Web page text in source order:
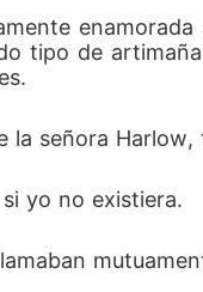
tipo de
la señora
yo no existiera.